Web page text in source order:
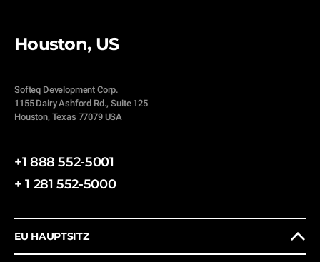
Houston, US
Softeq Development Corp.
1155 Dairy Ashford Rd., Suite 125
Houston, Texas 77079 USA
+1 888 552-5001
+ 1 281 552-5000
EU HAUPTSITZ